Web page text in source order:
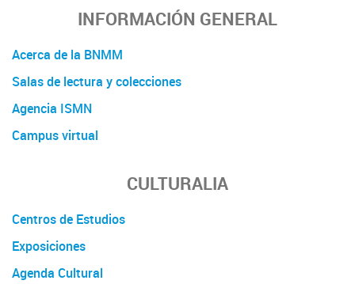
INFORMACIÓN GENERAL
Acerca de la BNMM
Salas de lectura y colecciones
Agencia ISMN
Campus virtual
CULTURALIA
Centros de Estudios
Exposiciones
Agenda Cultural